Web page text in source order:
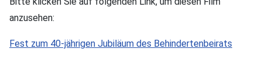
anzusehen:
Fest zum 40-jährigen Jubiläum des Behindertenbeirats